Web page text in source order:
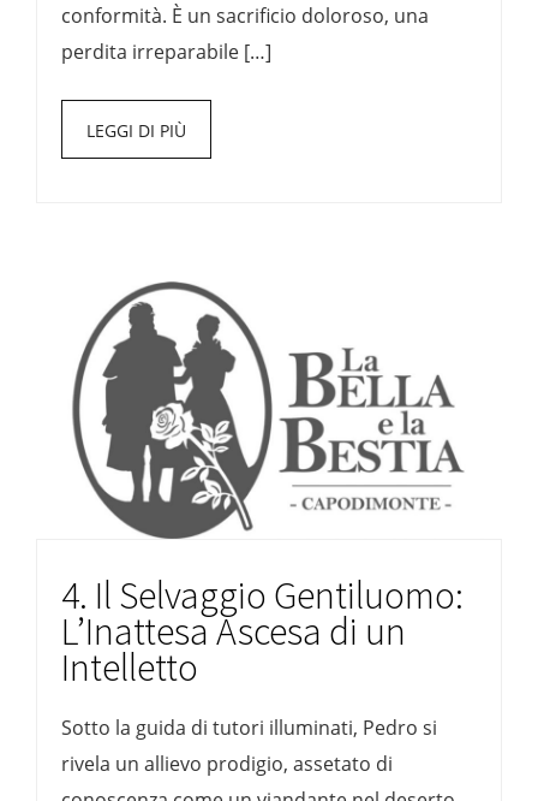
conformità. È un sacrificio doloroso, una
perdita irreparabile […]
LEGGI DI PIÙ
4. Il Selvaggio Gentiluomo:
L’Inattesa Ascesa di un
Intelletto
Sotto la guida di tutori illuminati, Pedro si
rivela un allievo prodigio, assetato di